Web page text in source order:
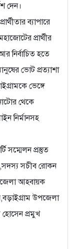
দেন।
ব্যাপারে
প্রার্থীর
নির্বাচিত হতে
ভোট প্রত্যাশা
ভেঙ্গে
থেকে
নির্মানসহ
সম্মেলন প্রস্তুত
সচীব রোকন
আহবায়ক
উপজেলা
প্রমুখ